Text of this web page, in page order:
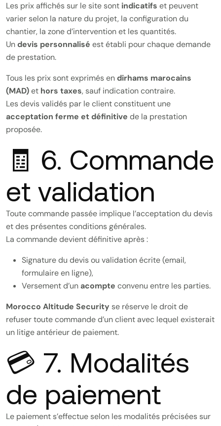
Les prix affichés sur le site sont indicatifs et peuvent
varier selon la nature du projet, la configuration du
chantier, la zone d’intervention et les quantités.
Undevis personnalisé est établi pour chaque demande
de prestation.
Tous les prix sont exprimés endirhams marocains
(MAD)et hors taxes, sauf indication contraire.
Les devis validés par le client constituent une
acceptation ferme et définitive de la prestation
proposée.
🧾 6. Commande
et validation
Toute commande passée implique l’acceptation du devis
et des présentes conditions générales.
La commande devient définitive après :
Signature du devis ou validation écrite (email,
formulaire en ligne),
Versement d’un acompte convenu entre les parties.
Morocco Altitude Security se réserve le droit de
refuser toute commande d’un client avec lequel existerait
un litige antérieur de paiement.
💳 7. Modalités
de paiement
Le paiement s’effectue selon les modalités précisées sur